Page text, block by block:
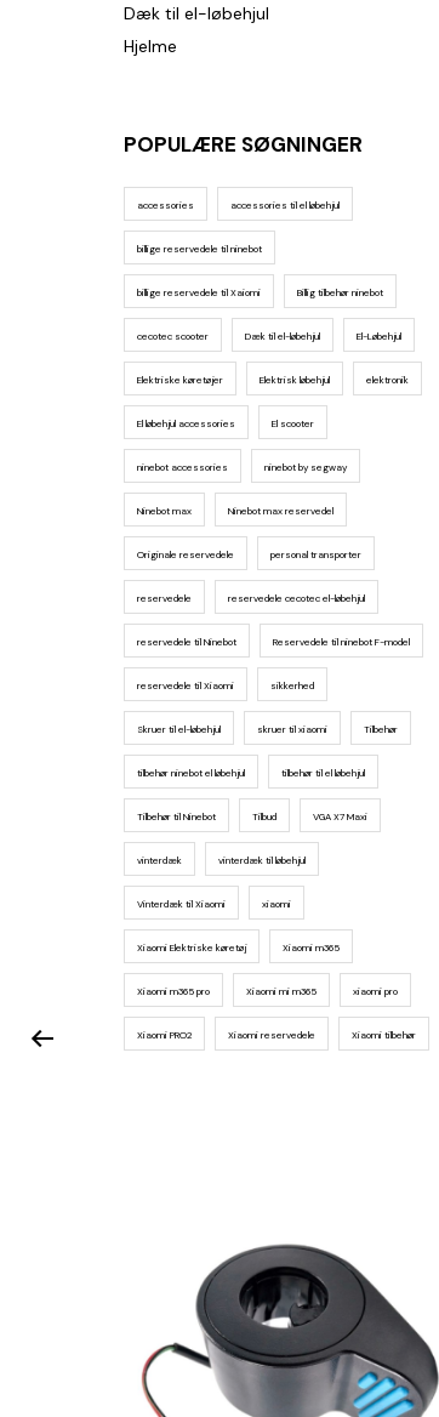
Dæk til el-løbehjul
Hjelme
POPULÆRE SØGNINGER
accessories accessories til el løbehjul
billige reservedele til ninebot
billige reservedele til Xaiomi Billig tilbehør ninebot
cecotec scooter Dæk til el-løbehjul El-Løbehjul
Elektriske køretøjer Elektrisk løbehjul elektronik
El løbehjul accessories El scooter
ninebot accessories ninebot by segway
Ninebot max Ninebot max reservedel
Originale reservedele personal transporter
reservedele reservedele cecotec el-løbehjul
reservedele til Ninebot Reservedele til ninebot F-model
reservedele til Xiaomi sikkerhed
Skruer til el-løbehjul skruer til xiaomi Tilbehør
tilbehør ninebot el løbehjul tilbehør til el løbehjul
Tilbehør til Ninebot Tilbud VGA X7 Maxi
vinterdæk vinterdæk til løbehjul
Vinterdæk til Xiaomi xiaomi
Xiaomi Elektriske køretøj Xiaomi m365
Xiaomi m365 pro Xiaomi mi m365 xiaomi pro
Xiaomi PRO2 Xiaomi reservedele Xiaomi tilbehør